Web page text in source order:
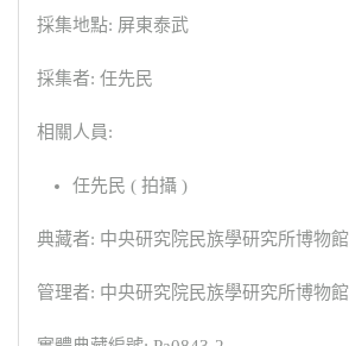
採集地點: 屏東泰武
採集者: 任先民
相關人員:
任先民 ( 拍攝 )
典藏者: 中央研究院民族學研究所博物館
管理者: 中央研究院民族學研究所博物館